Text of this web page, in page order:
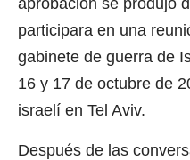
aprobación se produjo
participara en una
gabinete de guerra de
16 y 17 de octubre de
israelí en Tel Aviv.
Después de las